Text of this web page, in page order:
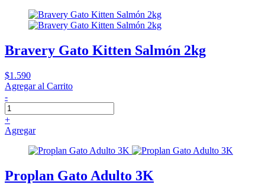
Bravery Gato Kitten Salmón 2kg
$1.590
Agregar al Carrito
-
+
Agregar
Proplan Gato Adulto 3K